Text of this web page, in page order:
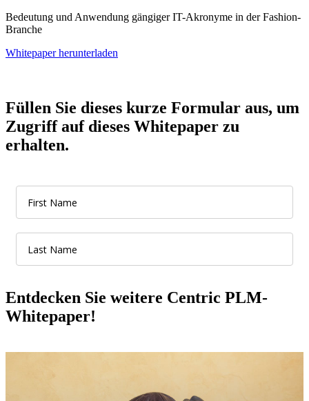
Bedeutung und Anwendung gängiger IT-Akronyme in der Fashion-
Branche
Whitepaper herunterladen
Füllen Sie dieses kurze Formular aus, um
Zugriff auf dieses Whitepaper zu
erhalten.
Entdecken Sie weitere Centric PLM-
Whitepaper!